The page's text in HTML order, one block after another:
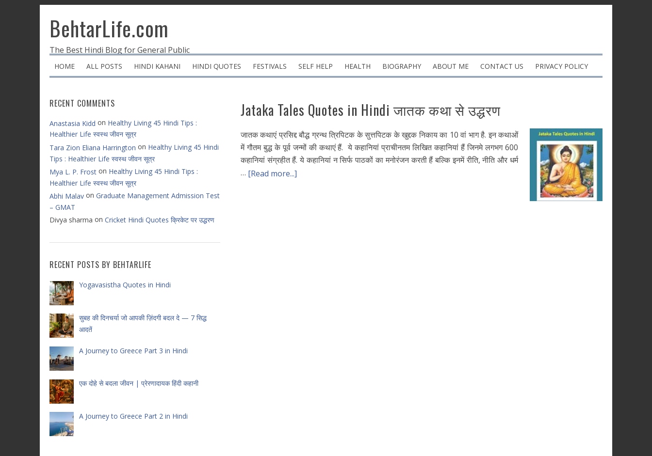
BehtarLife.com
The Best Hindi Blog for General Public
HOME ALL POSTS HINDI KAHANI HINDI QUOTES FESTIVALS SELF HELP HEALTH BIOGRAPHY ABOUT ME CONTACT US PRIVACY POLICY
Jataka Tales Quotes in Hindi जातक कथा से उद्धरण
जातक कथाएं प्रसिद्द बौद्ध ग्रन्थ त्रिपिटक के सुत्तपिटक के खुद्दक निकाय का 10 वां भाग है. इन कथाओं
में गौतम बुद्ध के पूर्व जन्मों की कथाएं हैं. ये कहानियां प्राचीनतम लिखित कहानियां हैं जिनमे लगभग 600
कहानियां संग्रहीत हैं. ये कहानियां न सिर्फ पाठकों का मनोरंजन करती हैं बल्कि इनमें रीति, नीति और धर्म
… [Read more...]
RECENT COMMENTS
Anastasia Kidd on Healthy Living 45 Hindi Tips :
Healthier Life स्वस्थ जीवन सूत्र
Tara Zion Eliana Harrington on Healthy Living 45 Hindi
Tips : Healthier Life स्वस्थ जीवन सूत्र
Mya L. P. Frost on Healthy Living 45 Hindi Tips :
Healthier Life स्वस्थ जीवन सूत्र
Abhi Malav on Graduate Management Admission Test
– GMAT
Divya sharma on Cricket Hindi Quotes क्रिकेट पर उद्धरण
RECENT POSTS BY BEHTARLIFE
Yogavasistha Quotes in Hindi
सुबह की दिनचर्या जो आपकी ज़िंदगी बदल दे — 7 सिद्ध
आदतें
A Journey to Greece Part 3 in Hindi
एक दोहे से बदला जीवन | प्रेरणादायक हिंदी कहानी
A Journey to Greece Part 2 in Hindi